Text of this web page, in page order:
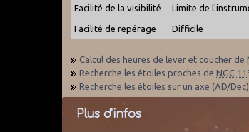
Facilité de la visibilité Limite de
Facilité de repérage Difficile
Calcul des heures de lever et coucher de
Recherche les étoiles proches deNGC
Recherche les étoiles sur un axe (AD/
Plus d'infos